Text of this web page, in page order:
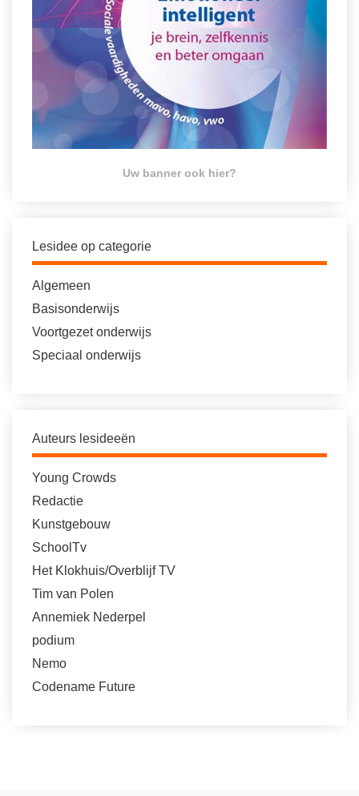
Uw banner ook hier?
Lesidee op categorie
Algemeen
Basisonderwijs
Voortgezet onderwijs
Speciaal onderwijs
Auteurs lesideeën
Young Crowds
Redactie
Kunstgebouw
SchoolTv
Het Klokhuis/Overblijf TV
Tim van Polen
Annemiek Nederpel
podium
Nemo
Codename Future